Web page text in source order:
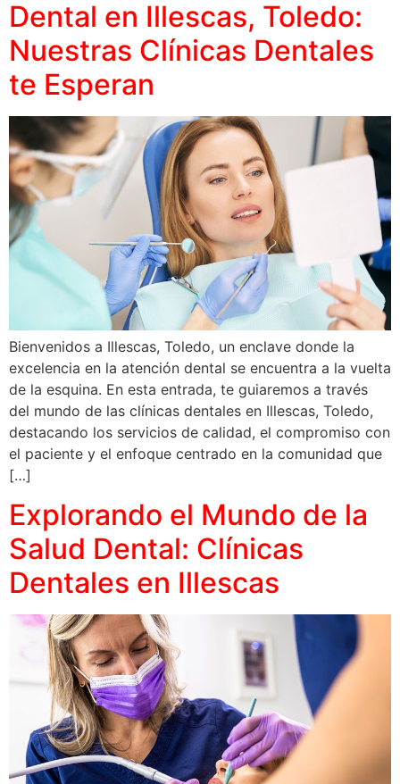
Dental en Illescas, Toledo:
Nuestras Clínicas Dentales
te Esperan
Bienvenidos a Illescas, Toledo, un enclave donde la
excelencia en la atención dental se encuentra a la vuelta
de la esquina. En esta entrada, te guiaremos a través
del mundo de las clínicas dentales en Illescas, Toledo,
destacando los servicios de calidad, el compromiso con
el paciente y el enfoque centrado en la comunidad que
[…]
Explorando el Mundo de la
Salud Dental: Clínicas
Dentales en Illescas